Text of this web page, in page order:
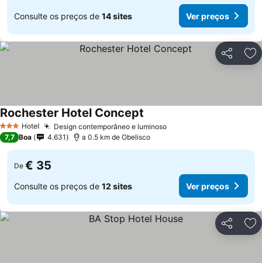
Consulte os preços de 14 sites Ver preços
Partilhar
3 EstrelasHotel Design contemporâneo e luminoso
Rochester Hotel Concept
7,7 Boa 4.631 a 0.5 km de Obelisco
De € 35
Consulte os preços de 12 sites Ver preços
Partilhar